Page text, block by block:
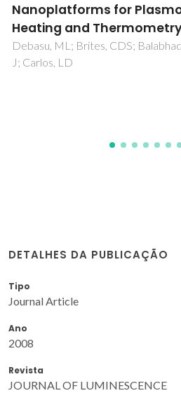
Tuning the sensitivity of
activated NIR
biological windows
Cortelletti, P; Skripka, A;
DETALHES DA PUBLICAÇÃO
Tipo
Journal Article
Ano
2008
Revista
JOURNAL OF LUMINESCENCE